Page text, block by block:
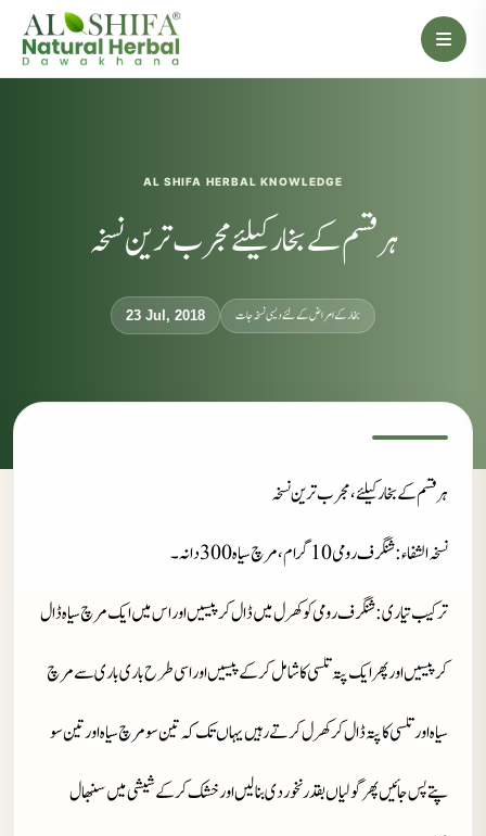
AL SHIFA HERBAL KNOWLEDGE
ہر قسم کے بخار کیلئے مجرب ترین نسخہ
23 Jul, 2018 بخار کے امراض کےلئے دیسی نسخہ جات
ہر قسم کے بخار کیلئے، مجرب ترین نسخہ
نسخہ الشفاء: شنگرف رومی 10 گرام، مرچ سیاہ 300 دانہ۔
ترکیب تیاری: شنگرف رومی کو کھرل میں ڈال کرپیسیں اور اس میں ایک مرچ سیاہ ڈال
کر پیسیں اور پھر ایک پتہ تلسی کا شامل کرکے پیسیں اور اسی طرح باری باری سےمرچ
سیاہ اور تلسی کا پتہ ڈال کر کھرل کرتے رہیں یہاں تک کہ تین سو مرچ سیاہ اور تین سو
پتے پس جائیں پھر گولیاں بقدر نخوردی بنالیں اور خشک کرکے شیشی میں سنبھال